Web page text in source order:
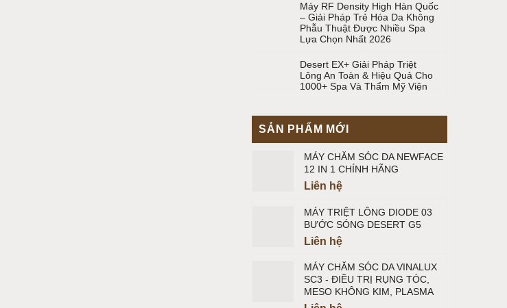
Máy RF Density High Hàn Quốc
– Giải Pháp Trẻ Hóa Da Không
Phẫu Thuật Được Nhiều Spa
Lựa Chọn Nhất 2026
Desert EX+ Giải Pháp Triệt
Lông An Toàn & Hiệu Quả Cho
1000+ Spa Và Thẩm Mỹ Viện
SẢN PHẨM MỚI
MÁY CHĂM SÓC DA NEWFACE
12 IN 1 CHÍNH HÃNG
Liên hệ
MÁY TRIỆT LÔNG DIODE 03
BƯỚC SÓNG DESERT G5
Liên hệ
MÁY CHĂM SÓC DA VINALUX
SC3 - ĐIỀU TRỊ RỤNG TÓC,
MESO KHÔNG KIM, PLASMA